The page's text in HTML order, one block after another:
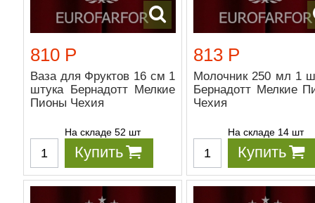
810 Р
Ваза для Фруктов 16 см 1
штука Бернадотт Мелкие
Пионы Чехия
На складе 52 шт
Купить
813 Р
Молочник 250 мл 1
Бернадотт Мелкие
Чехия
На складе 14 шт
Купить